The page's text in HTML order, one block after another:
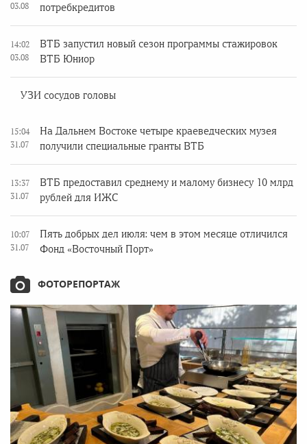
03.08
потребкредитов
14:02
03.08
ВТБ запустил новый сезон программы стажировок
ВТБ Юниор
УЗИ сосудов головы
15:04
31.07
На Дальнем Востоке четыре краеведческих музея
получили специальные гранты ВТБ
13:37
31.07
ВТБ предоставил среднему и малому бизнесу 10 млрд
рублей для ИЖС
10:07
31.07
Пять добрых дел июля: чем в этом месяце отличился
Фонд «Восточный Порт»
ФОТОРЕПОРТАЖ